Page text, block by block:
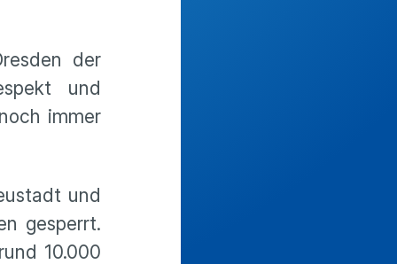
der
und
immer
und
gesperrt.
10.000